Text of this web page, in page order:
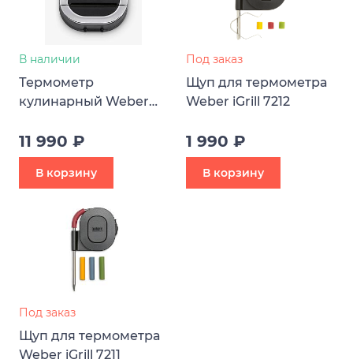
В наличии
Термометр
кулинарный Weber
11 990 ₽
В корзину
Под заказ
Щуп для термометра
Weber iGrill 7212
1 990 ₽
В корзину
Под заказ
Щуп для термометра
Weber iGrill 7211